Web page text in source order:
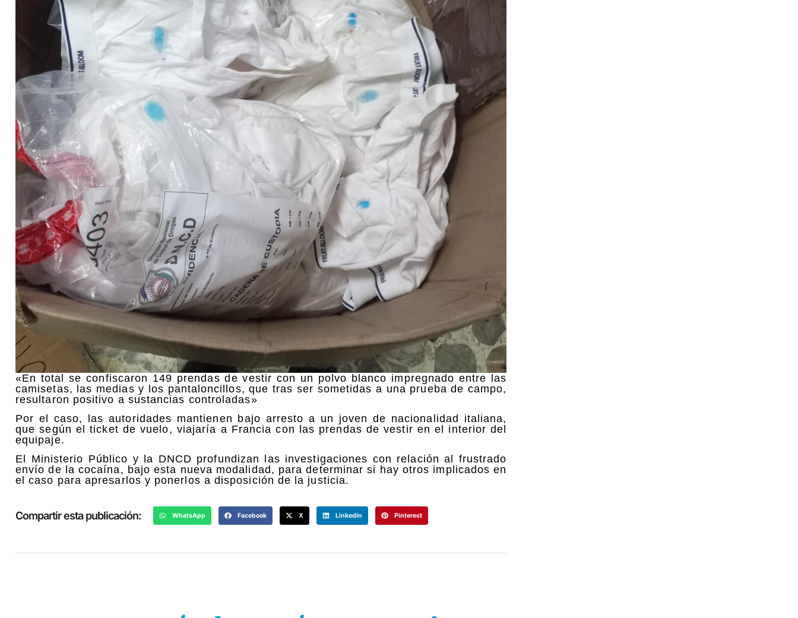
«En total se confiscaron 149 prendas de vestir con un polvo blanco impregnado entre las
camisetas, las medias y los pantaloncillos, que tras ser sometidas a una prueba de campo,
resultaron positivo a sustancias controladas»
Por el caso, las autoridades mantienen bajo arresto a un joven de nacionalidad italiana,
que según el ticket de vuelo, viajaría a Francia con las prendas de vestir en el interior del
equipaje.
El Ministerio Público y la DNCD profundizan las investigaciones con relación al frustrado
envío de la cocaína, bajo esta nueva modalidad, para determinar si hay otros implicados en
el caso para apresarlos y ponerlos a disposición de la justicia.
Compartir esta publicación: WhatsApp Facebook X LinkedIn Pinterest